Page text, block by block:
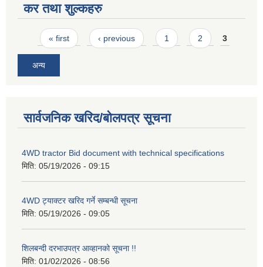
कर तथा शुल्कहरु
Pages
« first ‹ previous 1 2 3
अन्य
सार्वजनिक खरिद/बोलपत्र सूचना
4WD tractor Bid document with technical specifications
मिति: 05/19/2026 - 09:15
4WD ट्याक्टर खरिद गर्ने सम्बन्धी सूचना
मिति: 05/19/2026 - 09:05
शिलबन्दी दरभाउपत्र आव्हानको सूचना !!
मिति: 01/02/2026 - 08:56